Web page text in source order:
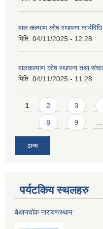
बाल कल्याण कोष स्थापना
मिति: 04/11/2025 - 12:28
बालकल्याण कोष स्थापना तथा
मिति: 04/11/2025 - 11:28
Pages
1 2 3
8 9 …
अन्य
पर्यटकिय स्थलहरु
बेथानचोक नारायणस्थान